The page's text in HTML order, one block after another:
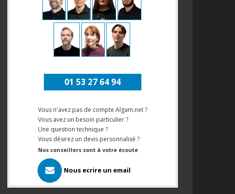
01 53 27 64 94
Vous n'avez pas de compte Algam.net ?
Vous avez un besoin particulier ?
Une question technique ?
Vous désirez un devis personnalisé ?
Nos conseillers sont à votre écoute
Nous ecrire un email